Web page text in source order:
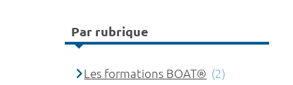
Par rubrique
Les formations BOAT® (2)